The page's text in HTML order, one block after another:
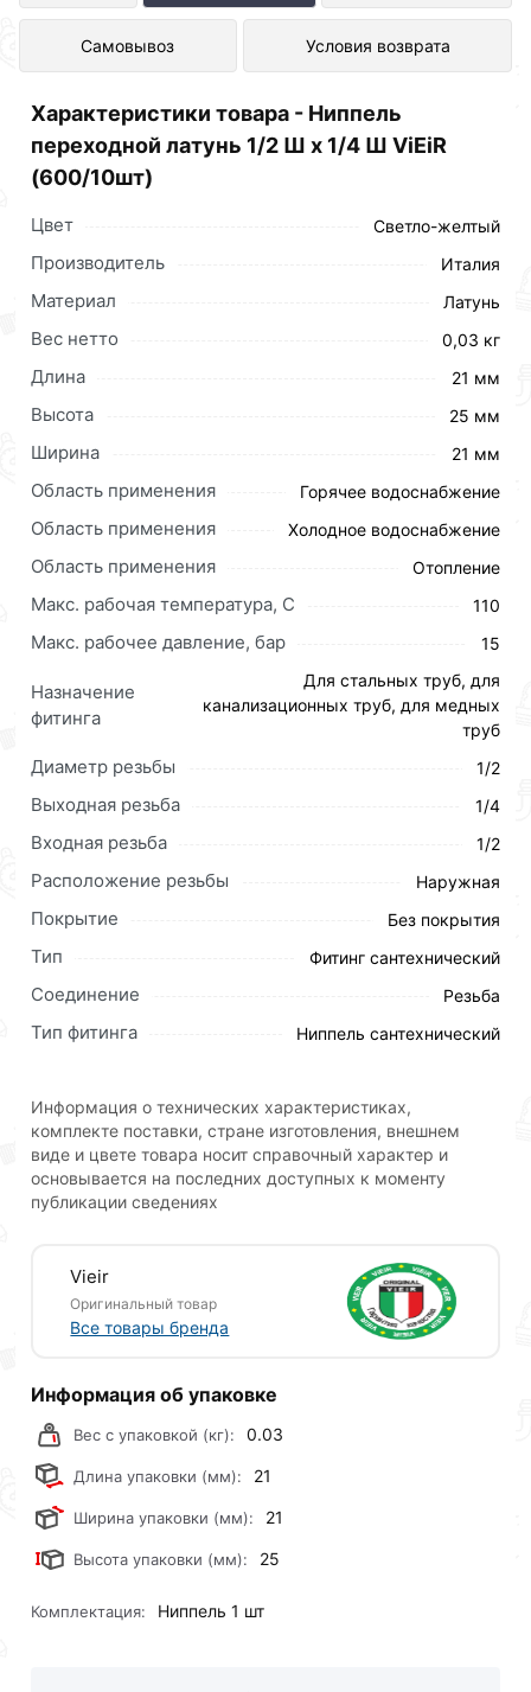
Самовывоз Условия возврата
1/4 Ш ViEiR (600/10шт) представлен
в интернет-магазине Сантехника по
Для приобретения данной позиции, кликните
мышкой«Добавить в корзину» или нажмите на
кнопку«Быстрый заказ»
. Также можете оформить
Условия доставки и цены на товар Ниппель
действительны в Москве и области.
Наши профессиональные менеджеры обработают
заказ и свяжутся с Вами для согласования условий
доставки или самовывоза.Перед оформлением
описанием, характеристиками и отзывами.
Данний товар от производителя
купленного товарa в течение 30 дней (наличие чека
обязательно).
Характеристики товара - Ниппель
переходной латунь 1/2 Ш х 1/4 Ш ViEiR
(600/10шт)
Цвет Светло-желтый
Производитель Италия
Материал Латунь
Вес нетто 0,03 кг
Длина 21 мм
Высота 25 мм
Ширина 21 мм
Область применения Горячее водоснабжение
Область применения Холодное водоснабжение
Область применения Отопление
Макс. рабочая температура, C 110
Макс. рабочее давление, бар 15
Назначение
фитинга
Для стальных труб, для
канализационных труб, для медных
труб
Диаметр резьбы 1/2
Выходная резьба 1/4
Входная резьба 1/2
Расположение резьбы Наружная
Покрытие Без покрытия
Тип Фитинг сантехнический
Соединение Резьба
Тип фитинга Ниппель сантехнический
Информация о технических характеристиках,
комплекте поставки, стране изготовления, внешнем
виде и цвете товара носит справочный характер и
основывается на последних доступных к моменту
публикации сведениях
Vieir
Оригинальный товар
Все товары бренда
Информация об упаковке
Вес с упаковкой (кг): 0.03
Длина упаковки (мм): 21
Ширина упаковки (мм): 21
Высота упаковки (мм): 25
Комплектация: Ниппель 1 шт